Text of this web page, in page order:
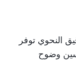
النحوي توفر
وضوح